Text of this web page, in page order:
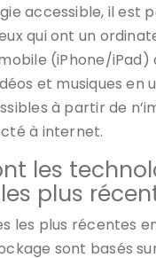
accessible, il est
qui ont un
(iPhone/
et musiques en
à partir de
à internet.
les
plus
les plus récentes
sont basés